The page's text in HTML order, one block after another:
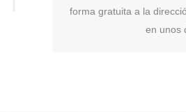
forma gratuita a la
en unos